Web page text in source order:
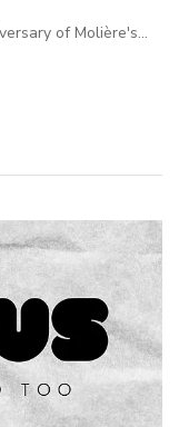
of Molière's...